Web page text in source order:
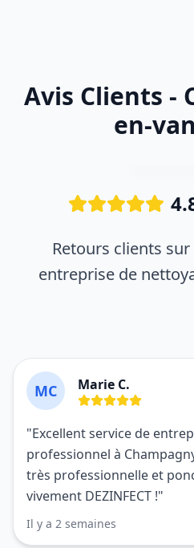
Avis Clients -
en-
Retours clients
entreprise de
MC Marie C.
"Excellent service de
professionnel à
très professionnelle et
vivement DEZINFECT !"
Il y a 2 semaines